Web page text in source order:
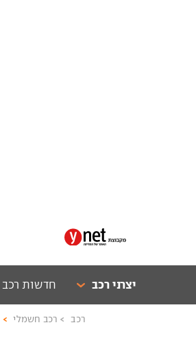
יצרני רכב חדשות רכב
רכב רכב חשמלי